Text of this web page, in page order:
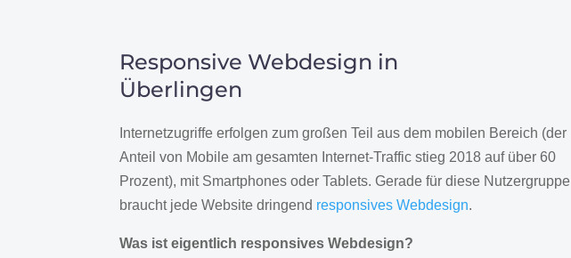
Responsive Webdesign in
Überlingen
Internetzugriffe erfolgen zum großen Teil aus dem mobilen Bereich (der
Anteil von Mobile am gesamten Internet-Traffic stieg 2018 auf über 60
Prozent), mit Smartphones oder Tablets. Gerade für diese Nutzergruppe
braucht jede Website dringend responsives Webdesign.
Was ist eigentlich responsives Webdesign?